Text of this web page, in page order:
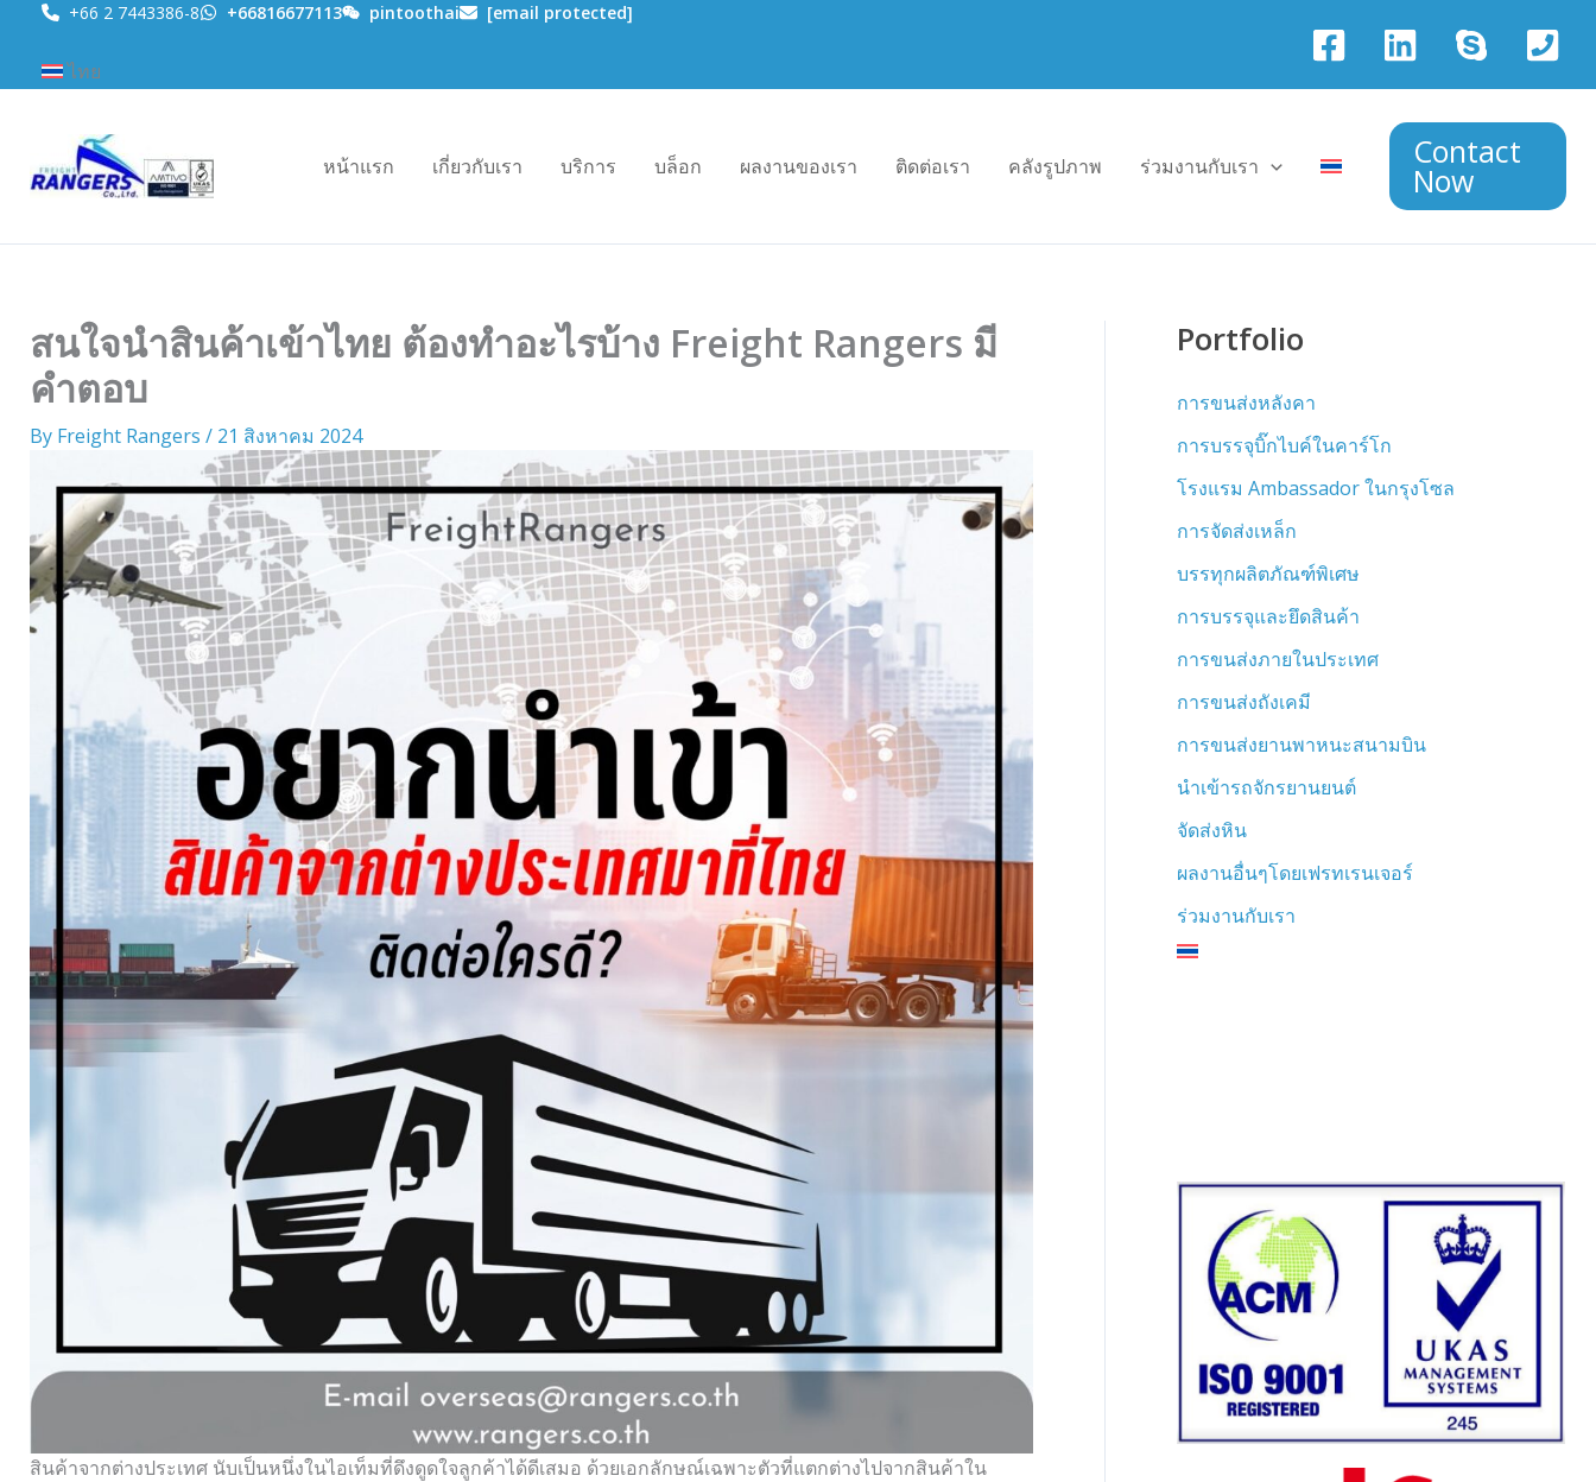
content
+66 2 7443386-8 +66816677113 pintoothai [email protected]
ไทย
หน้าแรก เกี่ยวกับเรา บริการ บล็อก ผลงานของเรา ติดต่อเรา คลังรูปภาพ ร่วมงานกับเรา Contact
Now
สนใจนำสินค้าเข้าไทย ต้องทำอะไรบ้าง Freight Rangers มี
คำตอบ
By Freight Rangers / 21 สิงหาคม 2024
สินค้าจากต่างประเทศ นับเป็นหนึ่งในไอเท็มที่ดึงดูดใจลูกค้าได้ดีเสมอ ด้วยเอกลักษณ์เฉพาะตัวที่แตกต่างไปจากสินค้าใน
Portfolio
การขนส่งหลังคา
การบรรจุบิ๊กไบค์ในคาร์โก
โรงแรม Ambassador ในกรุงโซล
การจัดส่งเหล็ก
บรรทุกผลิตภัณฑ์พิเศษ
การบรรจุและยึดสินค้า
การขนส่งภายในประเทศ
การขนส่งถังเคมี
การขนส่งยานพาหนะสนามบิน
นำเข้ารถจักรยานยนต์
จัดส่งหิน
ผลงานอื่นๆโดยเฟรทเรนเจอร์
ร่วมงานกับเรา